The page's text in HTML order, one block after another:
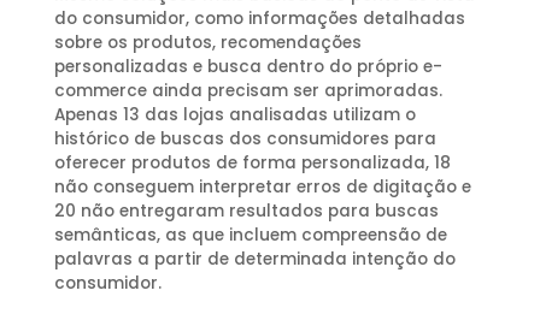
do consumidor, como informações detalhadas
sobre os produtos, recomendações
personalizadas e busca dentro do próprio e-
commerce ainda precisam ser aprimoradas.
Apenas 13 das lojas analisadas utilizam o
histórico de buscas dos consumidores para
oferecer produtos de forma personalizada, 18
não conseguem interpretar erros de digitação e
20 não entregaram resultados para buscas
semânticas, as que incluem compreensão de
palavras a partir de determinada intenção do
consumidor.